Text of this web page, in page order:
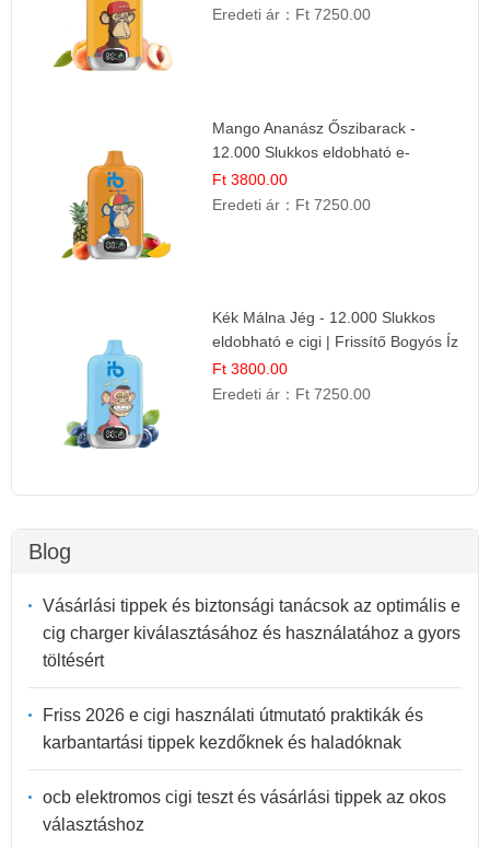
Eredeti ár： Ft 7250.00
Mango Ananász Őszibarack -
12.000 Slukkos eldobható e-
Cigaretta
Ft 3800.00
Eredeti ár： Ft 7250.00
Kék Málna Jég - 12.000 Slukkos
eldobható e cigi | Frissítő Bogyós Íz
Ft 3800.00
Eredeti ár： Ft 7250.00
Blog
Vásárlási tippek és biztonsági tanácsok az optimális e
cig charger kiválasztásához és használatához a gyors
töltésért
Friss 2026 e cigi használati útmutató praktikák és
karbantartási tippek kezdőknek és haladóknak
ocb elektromos cigi teszt és vásárlási tippek az okos
választáshoz